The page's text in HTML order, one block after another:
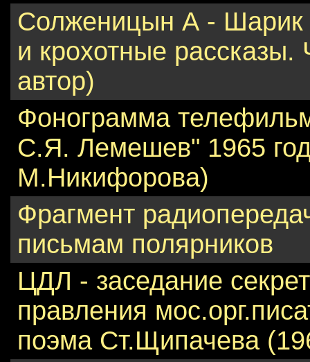
Солженицын А -
и крохотные рассказы.
автор)
Фонограмма
С.Я. Лемешев" 1965
М.Никифорова)
Фрагмент
письмам полярников
ЦДЛ - заседание
правления
поэма Ст.Щипачева